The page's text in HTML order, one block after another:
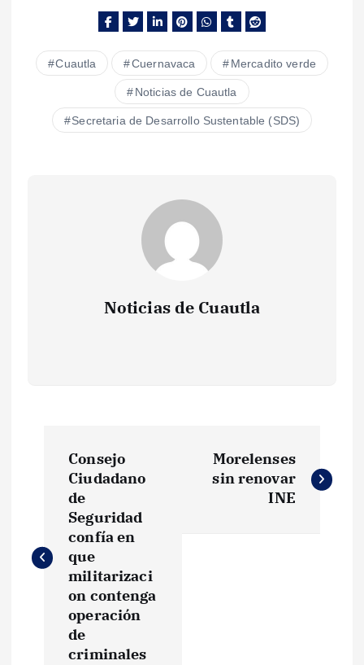
Cuautla Cuernavaca Mercadito verde
Noticias de Cuautla
Secretaria de Desarrollo Sustentable (SDS)
Noticias de Cuautla
e
Consejo
Ciudadano
de
Seguridad
confía en
que
militarizaci
on contenga
operación
de
criminales
Morelenses
sin renovar
INE